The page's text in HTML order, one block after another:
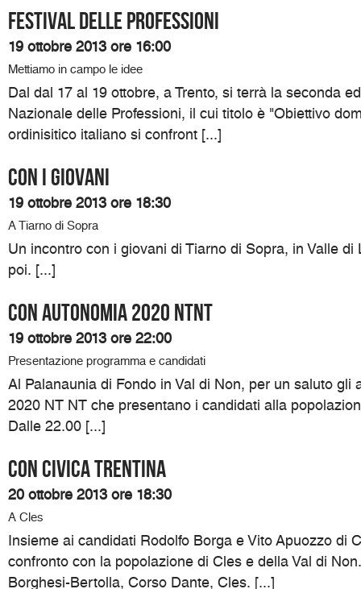
Festival delle professioni
19 ottobre 2013 ore 16:00
Mettiamo in campo le idee
Dal dal 17 al 19 ottobre, a Trento, si terrà la seconda
Nazionale delle Professioni, il cui titolo è "Obiettivo
ordinisitico italiano si confront [...]
Con i giovani
19 ottobre 2013 ore 18:30
A Tiarno di Sopra
Un incontro con i giovani di Tiarno di Sopra, in Valle di
poi. [...]
Con Autonomia 2020 NTNT
19 ottobre 2013 ore 22:00
Presentazione programma e candidati
Al Palanaunia di Fondo in Val di Non, per un saluto gli
2020 NT NT che presentano i candidati alla
Dalle 22.00 [...]
Con Civica Trentina
20 ottobre 2013 ore 18:30
A Cles
Insieme ai candidati Rodolfo Borga e Vito Apuozzo di
confronto con la popolazione di Cles e della Val di
Borghesi-Bertolla, Corso Dante, Cles. [...]